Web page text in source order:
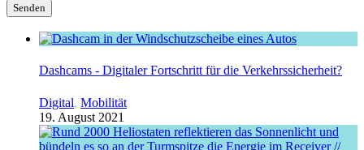
Dashcams - Digitaler Fortschritt für die Verkehrssicherheit?
Digital, Mobilität
19. August 2021